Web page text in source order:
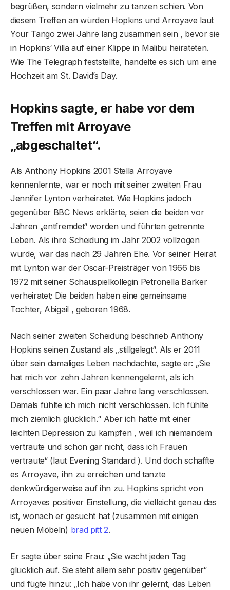
begrüßen, sondern vielmehr zu tanzen schien. Von
diesem Treffen an würden Hopkins und Arroyave laut
Your Tango zwei Jahre lang zusammen sein , bevor sie
in Hopkins‘ Villa auf einer Klippe in Malibu heirateten.
Wie The Telegraph feststellte, handelte es sich um eine
Hochzeit am St. David’s Day.
Hopkins sagte, er habe vor dem
Treffen mit Arroyave
„abgeschaltet“.
Als Anthony Hopkins 2001 Stella Arroyave
kennenlernte, war er noch mit seiner zweiten Frau
Jennifer Lynton verheiratet. Wie Hopkins jedoch
gegenüber BBC News erklärte, seien die beiden vor
Jahren „entfremdet“ worden und führten getrennte
Leben. Als ihre Scheidung im Jahr 2002 vollzogen
wurde, war das nach 29 Jahren Ehe. Vor seiner Heirat
mit Lynton war der Oscar-Preisträger von 1966 bis
1972 mit seiner Schauspielkollegin Petronella Barker
verheiratet; Die beiden haben eine gemeinsame
Tochter, Abigail , geboren 1968.
Nach seiner zweiten Scheidung beschrieb Anthony
Hopkins seinen Zustand als „stillgelegt“. Als er 2011
über sein damaliges Leben nachdachte, sagte er: „Sie
hat mich vor zehn Jahren kennengelernt, als ich
verschlossen war. Ein paar Jahre lang verschlossen.
Damals fühlte ich mich nicht verschlossen. Ich fühlte
mich ziemlich glücklich.“ Aber ich hatte mit einer
leichten Depression zu kämpfen , weil ich niemandem
vertraute und schon gar nicht, dass ich Frauen
vertraute“ (laut Evening Standard ). Und doch schaffte
es Arroyave, ihn zu erreichen und tanzte
denkwürdigerweise auf ihn zu. Hopkins spricht von
Arroyaves positiver Einstellung, die vielleicht genau das
ist, wonach er gesucht hat (zusammen mit einigen
neuen Möbeln) brad pitt 2.
Er sagte über seine Frau: „Sie wacht jeden Tag
glücklich auf. Sie steht allem sehr positiv gegenüber“
und fügte hinzu: „Ich habe von ihr gelernt, das Leben